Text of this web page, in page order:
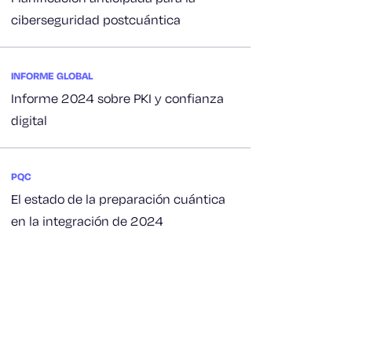
ciberseguridad postcuántica
INFORME GLOBAL
Informe 2024 sobre PKI y confianza
digital
PQC
El estado de la preparación cuántica
en la integración de 2024